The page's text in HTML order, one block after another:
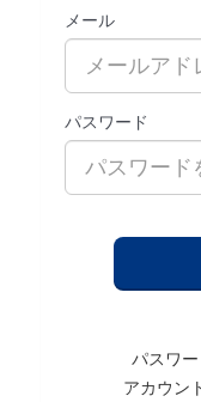
メール
パスワード
パスワ
アカウン